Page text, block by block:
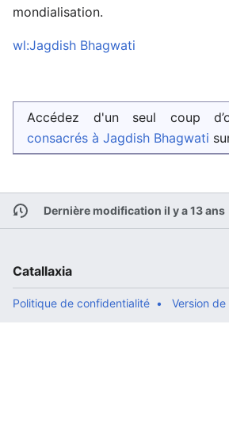
mondialisation.
wl:Jagdish Bhagwati
Accédez d'un seul coup
consacrés à Jagdish Bhagwati
Dernière modification il y a 13 ans
Catallaxia
Politique de confidentialité Version